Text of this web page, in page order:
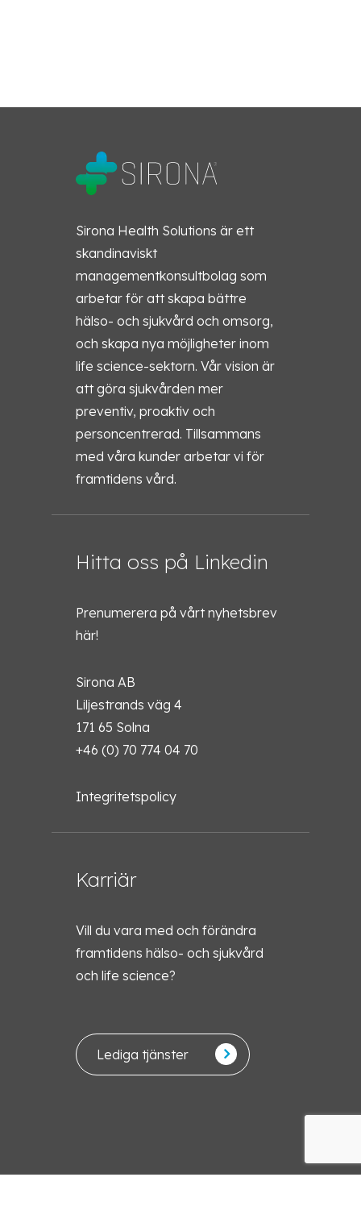
Sirona Health Solutions är ett
skandinaviskt
managementkonsultbolag som
arbetar för att skapa bättre
hälso- och sjukvård och omsorg,
och skapa nya möjligheter inom
life science-sektorn. Vår vision är
att göra sjukvården mer
preventiv, proaktiv och
personcentrerad. Tillsammans
med våra kunder arbetar vi för
framtidens vård.
Hitta oss på Linkedin
Prenumerera på vårt nyhetsbrev
här!
Sirona AB
Liljestrands väg 4
171 65 Solna
+46 (0) 70 774 04 70
Integritetspolicy
Karriär
Vill du vara med och förändra
framtidens hälso- och sjukvård
och life science?
Lediga tjänster